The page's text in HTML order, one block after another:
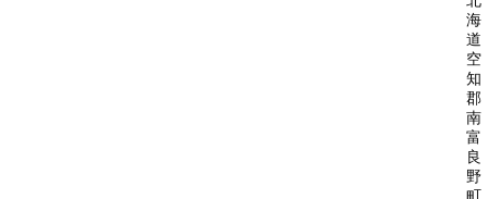
海
道
空
知
郡
南
富
良
野
町